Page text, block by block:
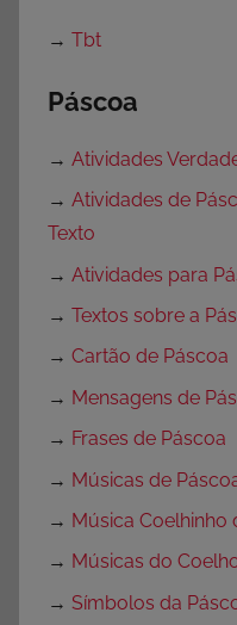
→ Tbt
Páscoa
→ Atividades
→ Atividades de
Texto
→ Atividades para
→ Textos sobre a
→ Cartão de Páscoa
→ Mensagens de
→ Frases de Páscoa
→ Músicas de
→ Música Coelhinho
→ Músicas do
→ Símbolos da